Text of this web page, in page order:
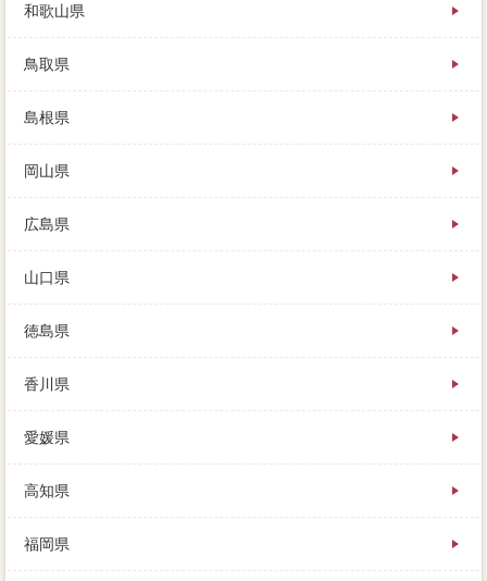
和歌山県
鳥取県
島根県
岡山県
広島県
山口県
徳島県
香川県
愛媛県
高知県
福岡県